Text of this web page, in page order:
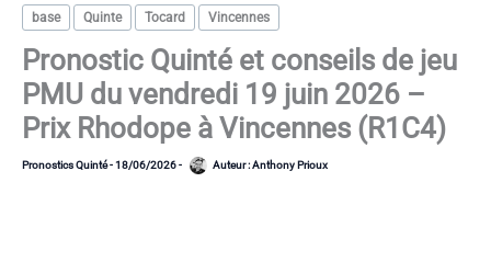
base Quinte Tocard Vincennes
Pronostic Quinté et conseils de jeu
PMU du vendredi 19 juin 2026 –
Prix Rhodope à Vincennes (R1C4)
Pronostics Quinté-18/06/2026- Auteur :Anthony Prioux